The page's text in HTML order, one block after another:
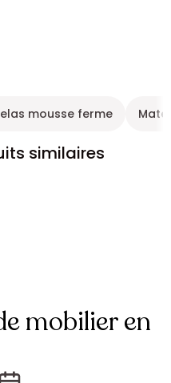
mousse ferme
similaires
mobilier en